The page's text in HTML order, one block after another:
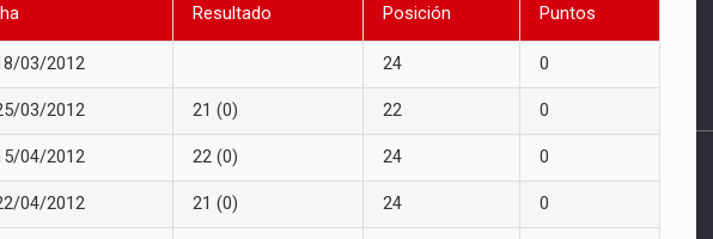
Resultado Posición Puntos
03/2012 24 0
03/2012 21 (0) 22 0
04/2012 22 (0) 24 0
04/2012 21 (0) 24 0